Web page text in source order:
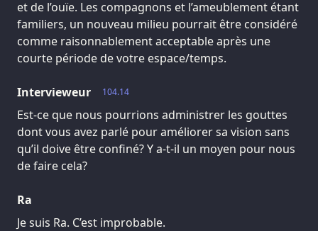
et de l’ouïe. Les compagnons et l’ameublement étant
familiers, un nouveau milieu pourrait être considéré
comme raisonnablement acceptable après une
courte période de votre espace/temps.
104.14
Intervieweur
Est-ce que nous pourrions administrer les gouttes
dont vous avez parlé pour améliorer sa vision sans
qu’il doive être confiné? Y a-t-il un moyen pour nous
de faire cela?
Ra
Je suis Ra. C’est improbable.